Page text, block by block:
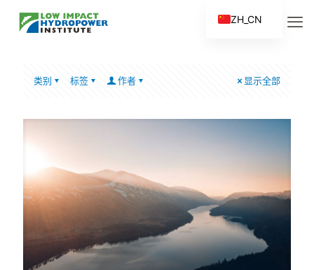
类别 标签 作者 显示全部
ZH_CN